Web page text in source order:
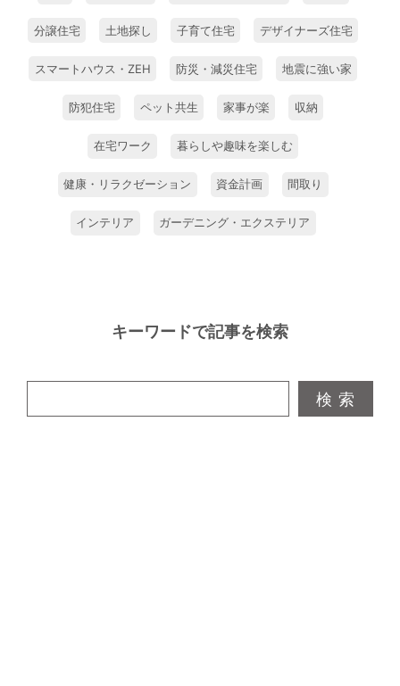
に考えられた収納プランが美しい暮らし
色を眺めたり、愛犬と一緒に遊んだり。
大きな窓から四季折々に変化していく山
が格別なものになりました」と微笑むＴ
高い断熱性能に守られて一年を通して心
地よく、「寒さが厳しい岩手の冬も暖か
分譲住宅 土地探し 子育て住宅 デザイナーズ住宅
スマートハウス・ZEH 防災・減災住宅 地震に強い家
防犯住宅 ペット共生 家事が楽 収納
在宅ワーク 暮らしや趣味を楽しむ
健康・リラクゼーション 資金計画 間取り
インテリア ガーデニング・エクステリア
キーワードで記事を検索
検 索